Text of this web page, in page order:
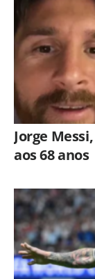
Jorge
aos 68 anos